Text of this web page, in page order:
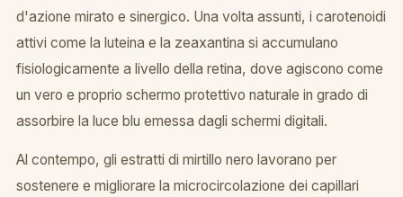
d'azione mirato e sinergico. Una volta assunti, i carotenoidi
attivi come la luteina e la zeaxantina si accumulano
fisiologicamente a livello della retina, dove agiscono come
un vero e proprio schermo protettivo naturale in grado di
assorbire la luce blu emessa dagli schermi digitali.
Al contempo, gli estratti di mirtillo nero lavorano per
sostenere e migliorare la microcircolazione dei capillari